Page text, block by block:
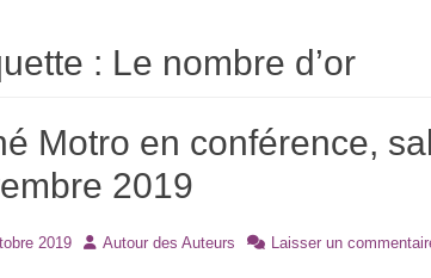
: Le nombre d’or
Motro en conférence,
2019
2019 Auteur
Autour des Auteurs Laisser un